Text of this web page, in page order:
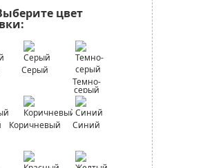
цвет
Серый
Темно-
серый
Коричневый Синий